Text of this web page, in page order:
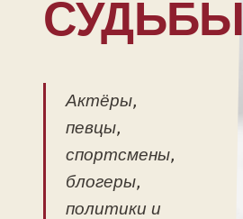
СУДЬБЫ
Актёры,
певцы,
спортсмены,
блогеры,
политики и